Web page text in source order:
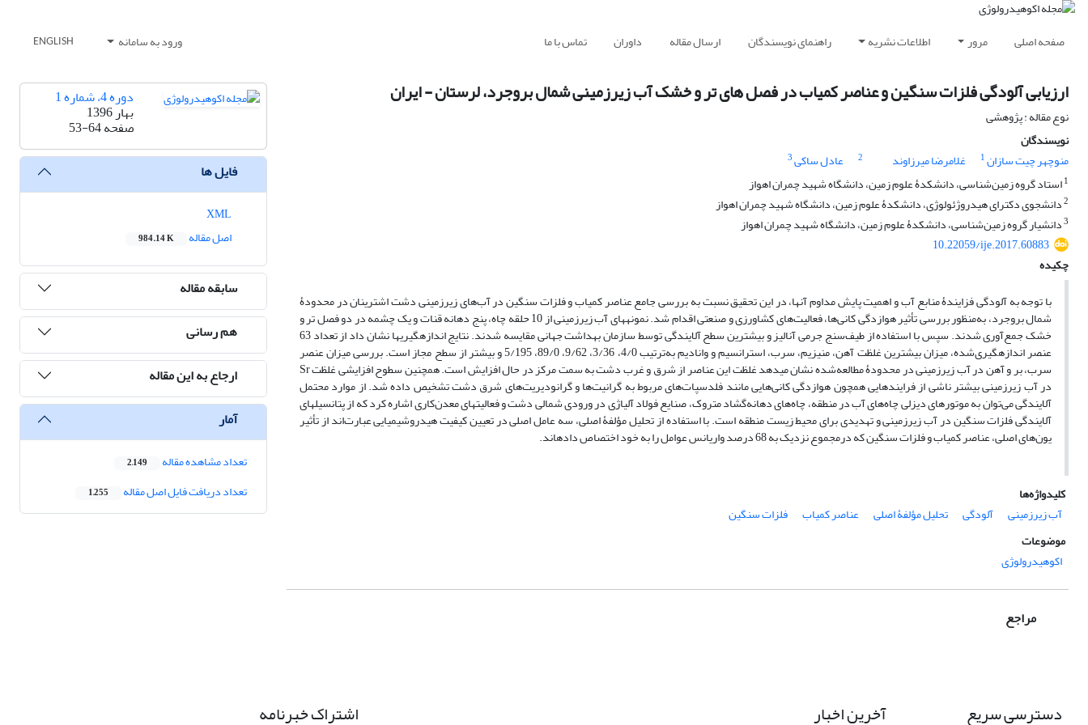
صفحه اصلی مرور اطلاعات نشریه راهنمای نویسندگان ارسال مقاله داوران تماس با ما ورود به سامانه ENGLISH
ارزیابی آلودگی فلزات سنگین و عناصر کمیاب در فصل‏ های تر و خشک آب زیرزمینی شمال بروجرد، لرستان - ایران‌
نوع مقاله : پژوهشی
نویسندگان
منوچهر چیت سازان1 غلامرضا میرزاوند 2 عادل ساکی3
1استاد گروه زمین‌شناسی، دانشکدۀ علوم زمین، دانشگاه شهید چمران اهواز
2دانشجوی دکترای هیدروژئولوژی، دانشکدۀ علوم زمین، دانشگاه شهید چمران اهواز
3دانشیار گروه زمین‌شناسی، دانشکدۀ علوم زمین، دانشگاه شهید چمران اهواز
10.22059/ije.2017.60883
چکیده
با توجه به آلودگی فزایندۀ منابع آب و اهمیت پایش مداوم آنها، در این تحقیق نسبت به بررسی جامع عناصر کمیاب و فلزات سنگین در آب‌های زیرزمینی دشت اشترینان در محدودۀ
شمال بروجرد، به‌منظور بررسی تأثیر هوازدگی کانی‌ها، فعالیت‌های کشاورزی و صنعتی اقدام شد. نمونه‏های آب زیرزمینی از 10 حلقه چاه، پنج دهانه قنات و یک چشمه در دو فصل تر و
خشک جمع‌آوری شدند. سپس با استفاده از طیف‌سنج جرمی آنالیز و بیشترین سطح آلایندگی توسط سازمان بهداشت جهانی مقایسه شدند. نتایج اندازه‏گیری‏ها نشان داد از تعداد 63
عنصر اندازه‏گیری‌شده، میزان بیشترین غلظت آهن، منیزیم، سرب، استرانسیم و وانادیم به‌ترتیب 4/0، 3/36، 9/62، 89/0، 5/195 و بیشتر از سطح مجاز است. بررسی میزان عنصر
سرب، بر و آهن در آب زیرزمینی در محدودۀ مطالعه‌شده نشان می‏دهد غلظت این عناصر از شرق و غرب دشت به سمت مرکز در حال افزایش است. همچنین سطوح افزایشی غلظت Sr
در آب زیرزمینی بیشتر ناشی از فرایندهایی همچون هوازدگی کانی‌هایی مانند فلدسپات‌های مربوط به گرانیت‌ها و گرانودیریت‌های شرق دشت تشخیص داده شد. از موارد محتمل
آلایندگی می‌توان به موتورهای دیزلی چاه‌های آب در منطقه، چاه‌های دهانه‌گشاد متروک، صنایع فولاد آلیاژی در ورودی شمالی دشت و فعالیت‏های معدن‌کاری اشاره کرد که از پتانسیل‏های
آلایندگی فلزات سنگین در آب زیرزمینی و تهدیدی برای محیط زیست منطقه است. با استفاده از تحلیل مؤلفۀ اصلی، سه عامل اصلی در تعیین کیفیت هیدروشیمیایی عبارت‌اند از تأثیر
یون‌های اصلی، عناصر کمیاب و فلزات سنگین که درمجموع نزدیک به 68 درصد واریانس عوامل را به خود اختصاص داده‏اند.
کلیدواژه‌ها
آب زیرزمینی
آلودگی تحلیل مؤلفۀ اصلی عناصر کمیاب
فلزات سنگین
موضوعات
اکوهیدرولوژی
مراجع
دوره 4، شماره 1
بهار 1396
صفحه53-64
فایل ها
اصل مقاله
984.14 K
سابقه مقاله
هم رسانی
ارجاع به این مقاله
آمار
تعداد مشاهده مقاله 2,149
تعداد دریافت فایل اصل مقاله 1,255
دسترسی سریع آخرین اخبار اشتراک خبرنامه